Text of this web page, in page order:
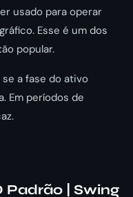
usado para operar
Esse é um dos
popular.
a fase do ativo
Em períodos de
Padrão | Swing